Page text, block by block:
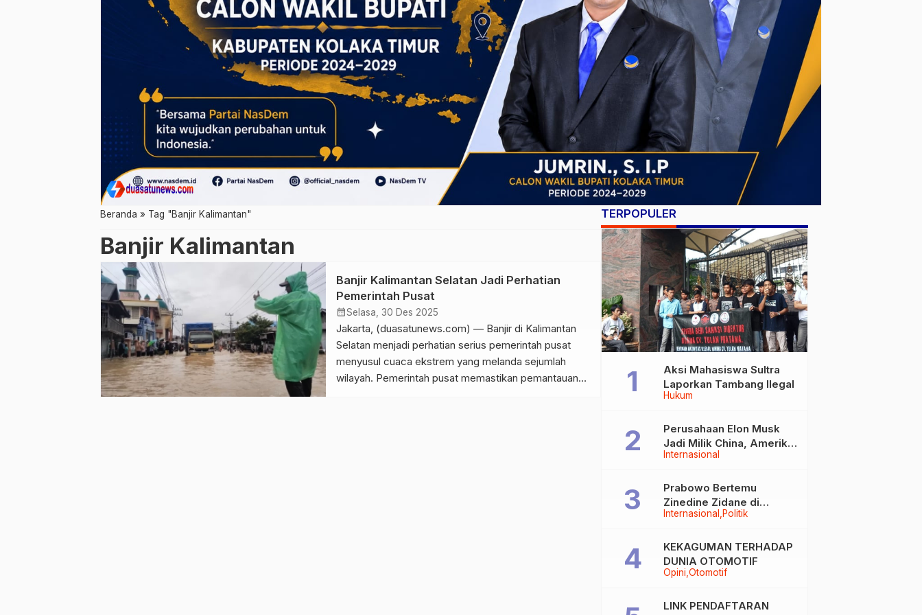
Beranda » Tag "Banjir Kalimantan"
Banjir Kalimantan
Banjir Kalimantan Selatan Jadi Perhatian
Pemerintah Pusat
calendar_monthSelasa, 30 Des 2025
Jakarta, (duasatunews.com) — Banjir di Kalimantan
Selatan menjadi perhatian serius pemerintah pusat
menyusul cuaca ekstrem yang melanda sejumlah
wilayah. Pemerintah pusat memastikan pemantauan
TERPOPULER
Hukum
Aksi Mahasiswa Sultra
Laporkan Tambang Ilegal
Internasional
Perusahaan Elon Musk
Jadi Milik China, Amerika
Ketar-ketir
Internasional Politik
Prabowo Bertemu
Zinedine Zidane di
Davos, Momen Hangat di
Opini Otomotif
KEKAGUMAN TERHADAP
DUNIA OTOMOTIF
LINK PENDAFTARAN